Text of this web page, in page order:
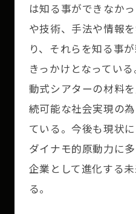
は知る事ができなか
や技術、手法や情報
り、それらを知る事
きっかけとなってい
動式シアターの材料
続可能な社会実現の
ている。今後も現状
ダイナモ的原動力に
企業として進化する
る。